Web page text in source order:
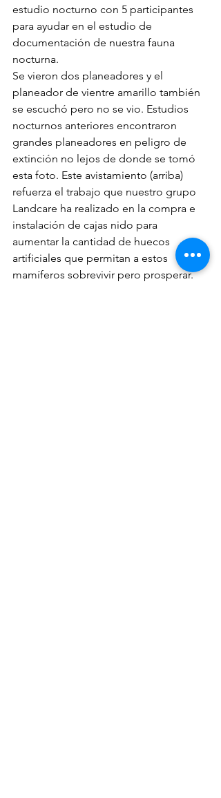
estudio nocturno con 5 participantes
para ayudar en el estudio de
documentación de nuestra fauna
nocturna.
Se vieron dos planeadores y el
planeador de vientre amarillo también
se escuchó pero no se vio. Estudios
nocturnos anteriores encontraron
grandes planeadores en peligro de
extinción no lejos de donde se tomó
esta foto. Este avistamiento (arriba)
refuerza el trabajo que nuestro grupo
Landcare ha realizado en la compra e
instalación de cajas nido para
aumentar la cantidad de huecos
artificiales que permitan a estos
mamíferos sobrevivir pero prosperar.